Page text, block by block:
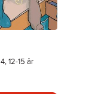
12-15 år